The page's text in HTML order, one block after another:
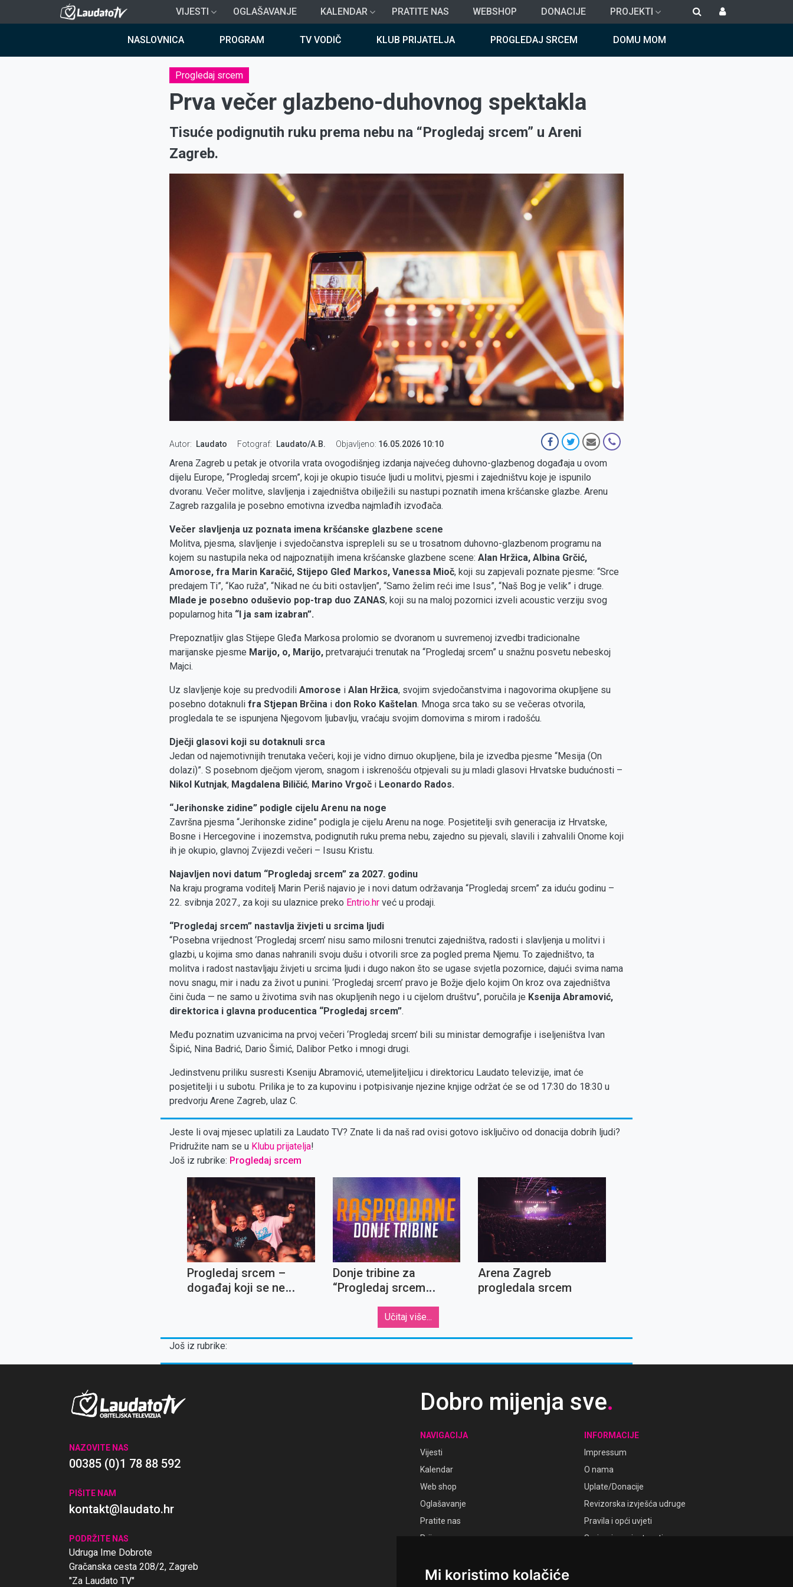
Mi koristimo kolačiće
na
VIJESTI OGLAŠAVANJE KALENDAR PRATITE NAS WEBSHOP DONACIJE PROJEKTI
NASLOVNICA PROGRAM TV VODIČ KLUB PRIJATELJA PROGLEDAJ SRCEM DOMU MOM
Progledaj srcem
Prva večer glazbeno-duhovnog spektakla
Tisuće podignutih ruku prema nebu na “Progledaj srcem” u Areni
Zagreb.
Autor Laudato Fotograf Laudato/A.B. Objavljeno: 16.05.2026 10:10
Arena Zagreb u petak je otvorila vrata ovogodišnjeg izdanja najvećeg duhovno-glazbenog događaja u ovom
dijelu Europe, “Progledaj srcem”, koji je okupio tisuće ljudi u molitvi, pjesmi i zajedništvu koje je ispunilo
dvoranu. Večer molitve, slavljenja i zajedništva obilježili su nastupi poznatih imena kršćanske glazbe. Arenu
Zagreb razgalila je posebno emotivna izvedba najmlađih izvođača.
Večer slavljenja uz poznata imena kršćanske glazbene scene
Molitva, pjesma, slavljenje i svjedočanstva isprepleli su se u trosatnom duhovno-glazbenom programu na
kojem su nastupila neka od najpoznatijih imena kršćanske glazbene scene: Alan Hržica, Albina Grčić,
Amorose, fra Marin Karačić, Stijepo Gleđ Markos, Vanessa Mioč, koji su zapjevali poznate pjesme: “Srce
predajem Ti”, “Kao ruža”, “Nikad ne ću biti ostavljen”, “Samo želim reći ime Isus”, “Naš Bog je velik” i druge.
Mlade je posebno oduševio pop-trap duo ZANAS, koji su na maloj pozornici izveli acoustic verziju svog
popularnog hita “I ja sam izabran”.
Prepoznatljiv glas Stijepe Gleđa Markosa prolomio se dvoranom u suvremenoj izvedbi tradicionalne
marijanske pjesme Marijo, o, Marijo, pretvarajući trenutak na “Progledaj srcem” u snažnu posvetu nebeskoj
Majci.
Uz slavljenje koje su predvodili Amorose i Alan Hržica, svojim svjedočanstvima i nagovorima okupljene su
posebno dotaknuli fra Stjepan Brčina i don Roko Kaštelan. Mnoga srca tako su se večeras otvorila,
progledala te se ispunjena Njegovom ljubavlju, vraćaju svojim domovima s mirom i radošću.
Dječji glasovi koji su dotaknuli srca
Jedan od najemotivnijih trenutaka večeri, koji je vidno dirnuo okupljene, bila je izvedba pjesme “Mesija (On
dolazi)”. S posebnom dječjom vjerom, snagom i iskrenošću otpjevali su ju mladi glasovi Hrvatske budućnosti –
Nikol Kutnjak, Magdalena Biličić, Marino Vrgoč i Leonardo Rados.
“Jerihonske zidine” podigle cijelu Arenu na noge
Završna pjesma “Jerihonske zidine” podigla je cijelu Arenu na noge. Posjetitelji svih generacija iz Hrvatske,
Bosne i Hercegovine i inozemstva, podignutih ruku prema nebu, zajedno su pjevali, slavili i zahvalili Onome koji
ih je okupio, glavnoj Zvijezdi večeri – Isusu Kristu.
Najavljen novi datum “Progledaj srcem” za 2027. godinu
Na kraju programa voditelj Marin Periš najavio je i novi datum održavanja “Progledaj srcem” za iduću godinu –
22. svibnja 2027., za koji su ulaznice preko Entrio.hr već u prodaji.
“Progledaj srcem” nastavlja živjeti u srcima ljudi
“Posebna vrijednost ‘Progledaj srcem’ nisu samo milosni trenutci zajedništva, radosti i slavljenja u molitvi i
glazbi, u kojima smo danas nahranili svoju dušu i otvorili srce za pogled prema Njemu. To zajedništvo, ta
molitva i radost nastavljaju živjeti u srcima ljudi i dugo nakon što se ugase svjetla pozornice, dajući svima nama
novu snagu, mir i nadu za život u punini. ‘Progledaj srcem’ pravo je Božje djelo kojim On kroz ova zajedništva
čini čuda — ne samo u životima svih nas okupljenih nego i u cijelom društvu”, poručila je Ksenija Abramović,
direktorica i glavna producentica “Progledaj srcem”.
Među poznatim uzvanicima na prvoj večeri ‘Progledaj srcem’ bili su ministar demografije i iseljeništva Ivan
Šipić, Nina Badrić, Dario Šimić, Dalibor Petko i mnogi drugi.
Jedinstvenu priliku susresti Kseniju Abramović, utemeljiteljicu i direktoricu Laudato televizije, imat će
posjetitelji i u subotu. Prilika je to za kupovinu i potpisivanje njezine knjige održat će se od 17:30 do 18:30 u
predvorju Arene Zagreb, ulaz C.
Jeste li ovaj mjesec uplatili za Laudato TV? Znate li da naš rad ovisi gotovo isključivo od donacija dobrih ljudi?
Pridružite nam se u Klubu prijatelja!
Još iz rubrike: Progledaj srcem
Progledaj srcem –
događaj koji se ne
Donje tribine za
“Progledaj srcem
rekordnom roku -
otvorene gornje tribine
Arena Zagreb
progledala srcem
Učitaj više...
Još iz rubrike:
NAZOVITE NAS
00385 (0)1 78 88 592
PIŠITE NAM
kontakt@laudato.hr
PODRŽITE NAS
Udruga Ime Dobrote
Gračanska cesta 208/2, Zagreb
"Za Laudato TV"
Dobro mijenja sve.
NAVIGACIJA
Vijesti
Kalendar
Web shop
Oglašavanje
Pratite nas
Prijava
INFORMACIJE
Impressum
O nama
Uplate/Donacije
Revizorska izvješća udruge
Pravila i opći uvjeti
Smjernice privatnosti